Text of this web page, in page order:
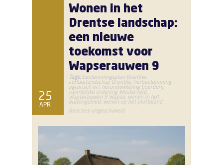
25
APR
Wonen in het
Drentse landschap:
een nieuwe
toekomst voor
Wapserauwen 9
Tags: bestemmingsplan Drenthe
cultuurlandschap Drenthe herbestemming
agrarisch erf, herontwikkeling boerderij,
ruimtelijke ordening Westerveld,
Wapserauwen 9 Wapse wonen in het
buitengebied, wonen op het platteland
Reacties uitgeschakeldvoor
het